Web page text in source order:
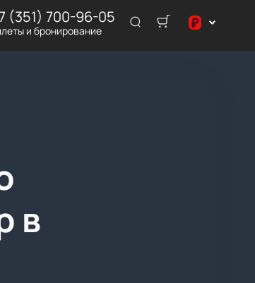
(351) 700-96-05
и бронирование ₽
$
в